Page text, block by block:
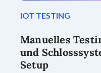
IOT TESTING
Manuelles
und
Setup